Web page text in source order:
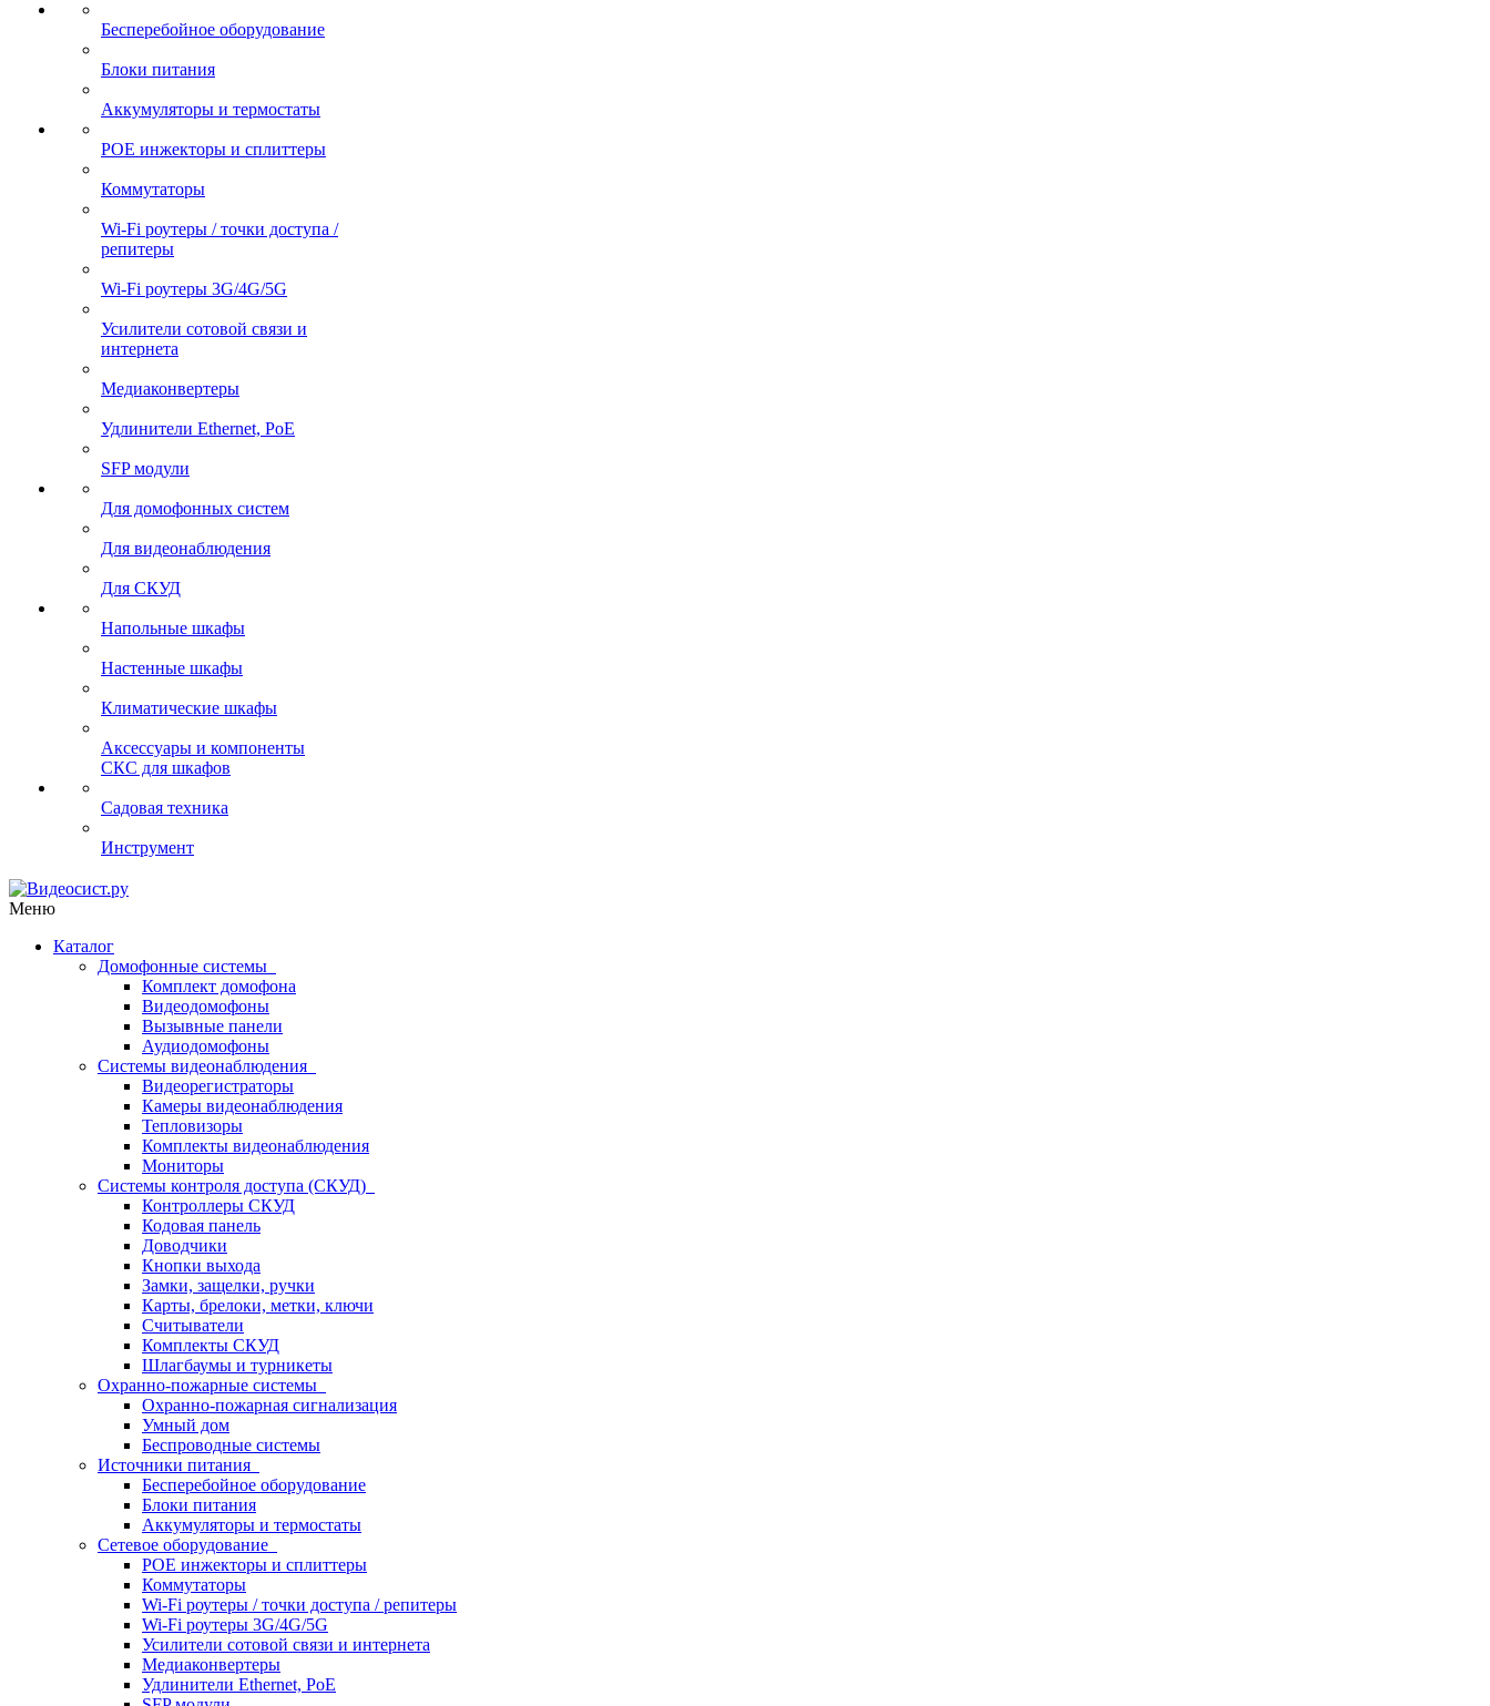
Бесперебойное оборудование
Блоки питания
Аккумуляторы и термостаты
POE инжекторы и сплиттеры
Коммутаторы
Wi-Fi роутеры / точки доступа /
репитеры
Wi-Fi роутеры 3G/4G/5G
Усилители сотовой связи и
интернета
Медиаконвертеры
Удлинители Ethernet, PoE
SFP модули
Для домофонных систем
Для видеонаблюдения
Для СКУД
Напольные шкафы
Настенные шкафы
Климатические шкафы
Аксессуары и компоненты
СКС для шкафов
Садовая техника
Инструмент
Меню
Каталог
Домофонные системы
Комплект домофона
Видеодомофоны
Вызывные панели
Аудиодомофоны
Системы видеонаблюдения
Видеорегистраторы
Камеры видеонаблюдения
Тепловизоры
Комплекты видеонаблюдения
Мониторы
Системы контроля доступа (СКУД)
Контроллеры СКУД
Кодовая панель
Доводчики
Кнопки выхода
Замки, защелки, ручки
Карты, брелоки, метки, ключи
Считыватели
Комплекты СКУД
Шлагбаумы и турникеты
Охранно-пожарные системы
Охранно-пожарная сигнализация
Умный дом
Беспроводные системы
Источники питания
Бесперебойное оборудование
Блоки питания
Аккумуляторы и термостаты
Сетевое оборудование
POE инжекторы и сплиттеры
Коммутаторы
Wi-Fi роутеры / точки доступа / репитеры
Wi-Fi роутеры 3G/4G/5G
Усилители сотовой связи и интернета
Медиаконвертеры
Удлинители Ethernet, PoE